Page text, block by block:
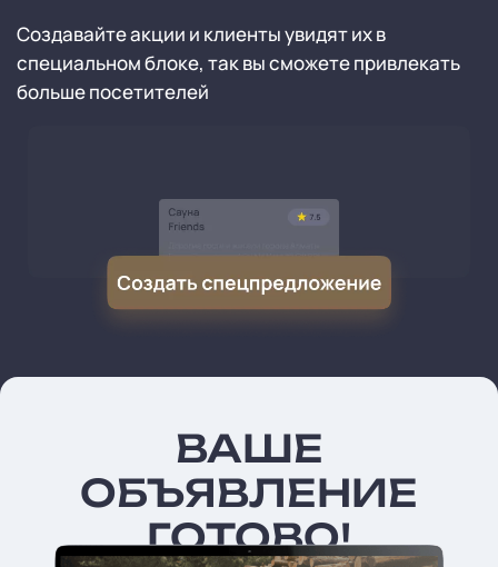
Создавайте акции и клиенты увидят их в
специальном блоке, так вы сможете привлекать
больше посетителей
ВАШЕ
ОБЪЯВЛЕНИЕ
ГОТОВО!